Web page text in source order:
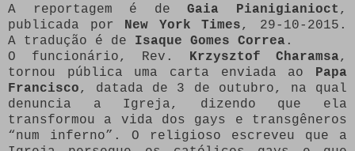
A reportagem é deGaia Pianigianioct ,
publicada por New York Times, 29-10-2015.
A tradução é de Isaque Gomes Correa .
O funcionário, Rev. Krzysztof Charamsa,
tornou pública uma carta enviada ao Papa
Francisco, datada de 3 de outubro, na qual
denuncia a Igreja, dizendo que ela
transformou a vida dos gays e transgêneros
“num inferno”. O religioso escreveu que a